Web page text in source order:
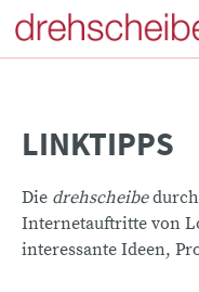
LINKTIPPS
Die drehscheibe
Internetauftritte von
interessante Ideen,